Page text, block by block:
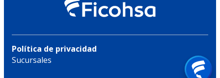
Política de privacidad
Sucursales